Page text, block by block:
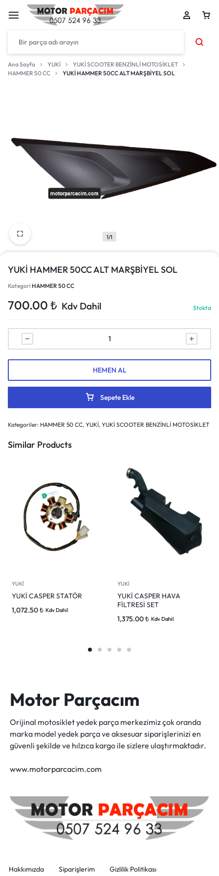
Ana Sayfa YUKİ
YUKİ SCOOTER BENZİNLİ MOTOSİKLET
HAMMER 50 CC
YUKİ HAMMER 50CC ALT MARŞBİYEL SOL
1/1
YUKİ HAMMER 50CC ALT MARŞBİYEL SOL
Kategori HAMMER 50 CC
700.00 ₺ Kdv Dahil Stokta
Sepete Ekle
HEMEN AL
Kategoriler: HAMMER 50 CC, YUKİ, YUKİ SCOOTER BENZİNLİ MOTOSİKLET
Similar Products
YUKİ
YUKİ CASPER STATÖR
1,072.50₺ Kdv Dahil
YUKİ
YUKİ CASPER HAVA
FİLTRESİ SET
1,375.00₺ Kdv Dahil
Motor Parçacım
Orijinal motosiklet yedek parça merkezimiz çok oranda
marka model yedek parça ve aksesuar siparişlerinizi en
güvenli şekilde ve hılzıca kargo ile sizlere ulaştırmaktadır.
www.motorparcacim.com
Hakkımızda Siparişlerim Gizlilik Politikası